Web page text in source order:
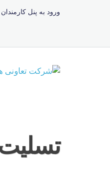
ورود به پنل